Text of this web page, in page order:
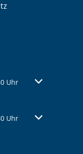
oder
Uhr Von 07:30
oder
Uhr Von 07:30